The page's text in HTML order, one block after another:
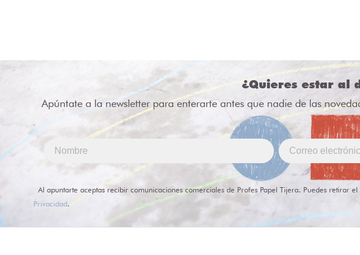
¿Quieres estar al
Apúntate a la newsletter para enterarte antes que nadie de las
Al apuntarte aceptas recibir comunicaciones comerciales de Profes Papel Tijera. Puedes retirar
Privacidad.